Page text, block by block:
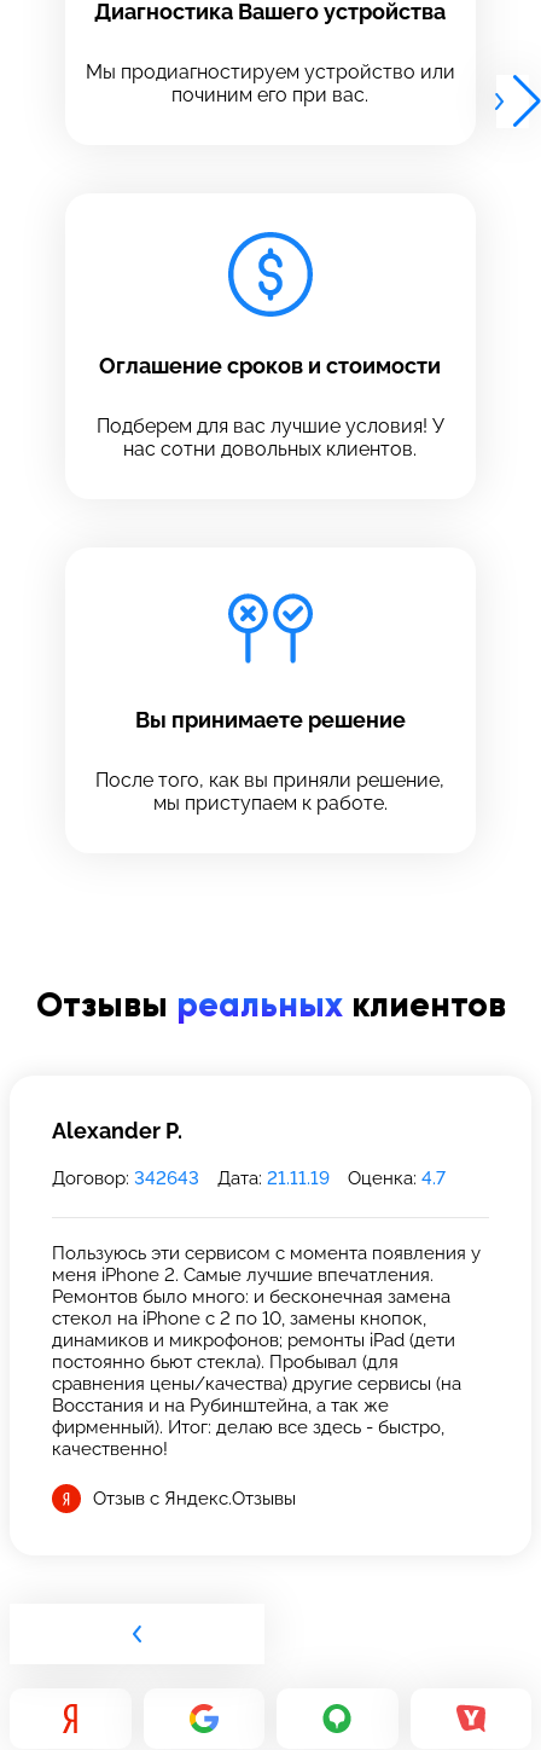
Диагностика Вашего устройства
Мы продиагностируем устройство или
починим его при вас.
Оглашение сроков и стоимости
Подберем для вас лучшие условия! У
нас сотни довольных клиентов.
Вы принимаете решение
После того, как вы приняли решение,
мы приступаем к работе.
Отзывы реальныхклиентов
Alexander P.
Договор: 342643 Дата: 21.11.19 Оценка: 4.7
Пользуюсь эти сервисом с момента появления у
меня iPhone 2. Самые лучшие впечатления.
Ремонтов было много: и бесконечная замена
стекол на iPhone с 2 по 10, замены кнопок,
динамиков и микрофонов; ремонты iPad (дети
постоянно бьют стекла). Пробывал (для
сравнения цены/качества) другие сервисы (на
Восстания и на Рубинштейна, а так же
фирменный). Итог: делаю все здесь - быстро,
качественно!
Отзыв с Яндекс.Отзывы
Выберите адрес сервиса, в который хотите
Выберите адрес сервиса, в который хотите